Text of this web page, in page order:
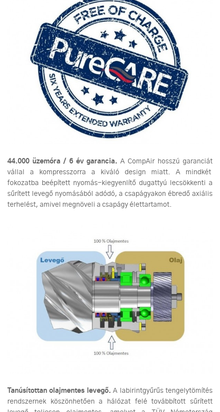
44.000 üzemóra / 6 év garancia. A CompAir hosszú garanciát
vállal a kompresszorra a kiváló design miatt. A mindkét
fokozatba beépített nyomás-kiegyenlítő dugattyú lecsökkenti a
sűrített levegő nyomásából adódó, a csapágyakon ébredő axiális
terhelést, amivel megnöveli a csapágy élettartamot.
Tanúsítottan olajmentes levegő.A labirintgyűrűs tengelytömítés
rendszernek köszönhetően a hálózat felé továbbított sűrített